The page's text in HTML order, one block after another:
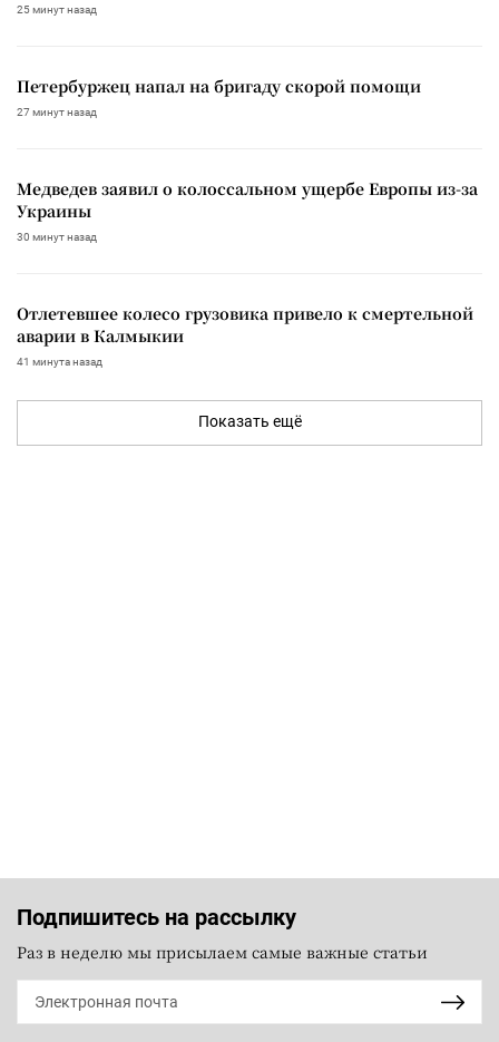
25 минут назад
Петербуржец напал на бригаду скорой помощи
27 минут назад
Медведев заявил о колоссальном ущербе Европы из-за
Украины
30 минут назад
Отлетевшее колесо грузовика привело к смертельной
аварии в Калмыкии
41 минута назад
Показать ещё
Подпишитесь на рассылку
Раз в неделю мы присылаем самые важные статьи